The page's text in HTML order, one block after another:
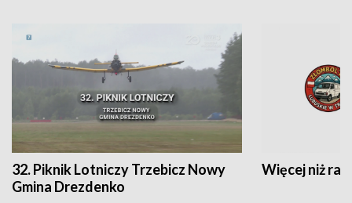
32. Piknik Lotniczy Trzebicz Nowy
Gmina Drezdenko
Więcej niż rajd